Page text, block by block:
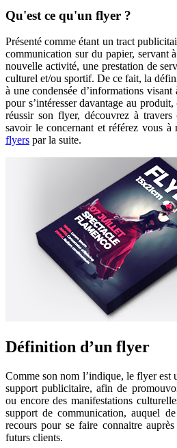
Qu'est ce qu'un flyer ?
Présenté comme étant un tract
communication sur du papier, servant
nouvelle activité, une prestation de
culturel et/ou sportif. De ce fait, la
à une condensée d’informations
pour s’intéresser davantage au
réussir son flyer, découvrez à
savoir le concernant et référez vous à
flyers par la suite.
Définition d’un flyer
Comme son nom l’indique, le flyer est
support publicitaire, afin de
ou encore des manifestations
support de communication, auquel
recours pour se faire connaitre
futurs clients.